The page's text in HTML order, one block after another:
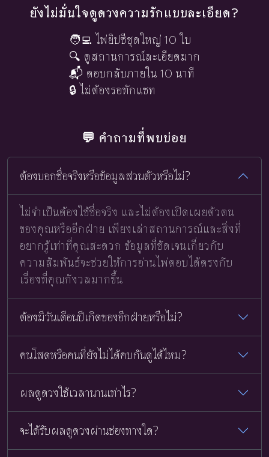
ยังไม่มั่นใจดูดวงความรักแบบละเอียด?
🧑‍💻 ไพ่ยิปซีชุดใหญ่ 10 ใบ
🔍 ดูสถานการณ์ละเอียดมาก
📬 ตอบกลับภายใน 10 นาที
🔒 ไม่ต้องรอทักแชท
💬 คำถามที่พบบ่อย
ต้องบอกชื่อจริงหรือข้อมูลส่วนตัวหรือไม่?
ไม่จำเป็นต้องใช้ชื่อจริง และไม่ต้องเปิดเผยตัวตน
ของคุณหรืออีกฝ่าย เพียงเล่าสถานการณ์และสิ่งที่
อยากรู้เท่าที่คุณสะดวก ข้อมูลที่ชัดเจนเกี่ยวกับ
ความสัมพันธ์จะช่วยให้การอ่านไพ่ตอบได้ตรงกับ
เรื่องที่คุณกังวลมากขึ้น
ต้องมีวันเดือนปีเกิดของอีกฝ่ายหรือไม่?
คนโสดหรือคนที่ยังไม่ได้คบกันดูได้ไหม?
ผลดูดวงใช้เวลานานเท่าไร?
จะได้รับผลดูดวงผ่านช่องทางใด?